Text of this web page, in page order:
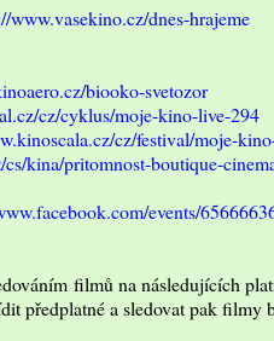
www.vasekino.cz/dnes-hrajeme
biooko-svetozor
cz/cyklus/moje-kino-live-294
cz/festival/moje-
kina/pritomnost-boutique-
events/
filmů na následujících
předplatné a sledovat pak filmy